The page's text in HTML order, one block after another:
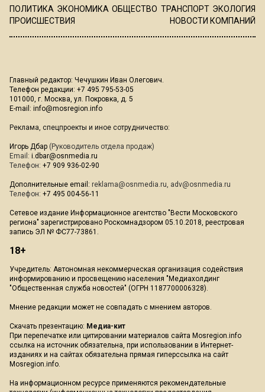
ПОЛИТИКА ЭКОНОМИКА ОБЩЕСТВО ТРАНСПОРТ ЭКОЛОГИЯ
ПРОИСШЕСТВИЯ
НОВОСТИ КОМПАНИЙ
Главный редактор: Чечушкин Иван Олегович.
Телефон редакции: +7 495 795-53-05
101000, г. Москва, ул. Покровка, д. 5
E-mail: info@mosregion.info
Реклама, спецпроекты и иное сотрудничество:
Игорь Дбар (Руководитель отдела продаж)
Email: i.dbar@osnmedia.ru
Телефон: +7 909 936-02-90
Дополнительные email: reklama@osnmedia.ru, adv@osnmedia.ru
Телефон: +7 495 004-56-11
Сетевое издание Информационное агентство "Вести Московского
региона" зарегистрировано Роскомнадзором 05.10.2018, реестровая
запись ЭЛ № ФС77-73861.
18+
Учредитель: Автономная некоммерческая организация содействия
информированию и просвещению населения "Медиахолдинг
"Общественная служба новостей" (ОГРН 1187700006328).
Мнение редакции может не совпадать с мнением авторов.
Скачать презентацию: Медиа-кит
При перепечатке или цитировании материалов сайта Mosregion.info
ссылка на источник обязательна, при использовании в Интернет-
изданиях и на сайтах обязательна прямая гиперссылка на сайт
Mosregion.info.
На информационном ресурсе применяются рекомендательные